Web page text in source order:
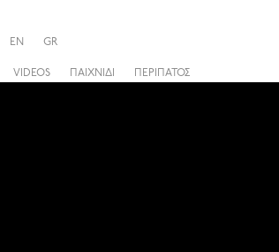
VIDEOS ΠΑΙΧΝΙΔΙ ΠΕΡΙΠΑΤΟΣ
EN GR